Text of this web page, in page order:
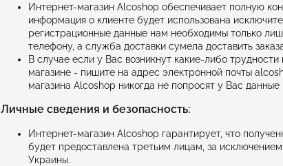
Интернет-магазин Alcoshop обеспечивает полную
информация о клиенте будет использована
регистрационные данные нам необходимы только
телефону, а служба доставки сумела доставить
В случае если у Вас возникнут какие-либо
магазине - пишите на адрес электронной почты
магазина Alcoshop никогда не попросят у Вас
Личные сведения и безопасность:
Интернет-магазин Alcoshop гарантирует, что
будет предоставлена третьим лицам, за
Украины.